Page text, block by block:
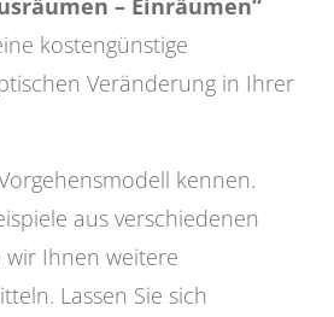
– Einräumen“
kostengünstige
Veränderung in Ihrer
kennen.
aus verschiedenen
Ihnen weitere
Lassen Sie sich